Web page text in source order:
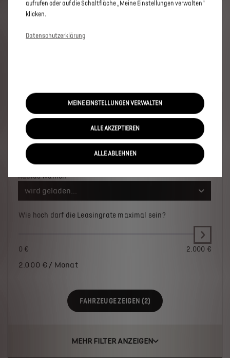
Welches Fahrzeug möchten Sie?
Wo soll das Fahrzeug stehen?
Ort oder PLZ
Radius wählen
wird geladen...
Wie hoch darf die Leasingrate maximal sein?
0 € 2.000 €
2.000 € / Monat
FAHRZEUGE ZEIGEN (2)
MEHR FILTER ANZEIGEN
aufrufen oder auf die Schaltfläche „Meine Einstellungen verwalten“
klicken.
Datenschutzerklärung
MEINE EINSTELLUNGEN VERWALTEN
ALLE AKZEPTIEREN
ALLE ABLEHNEN